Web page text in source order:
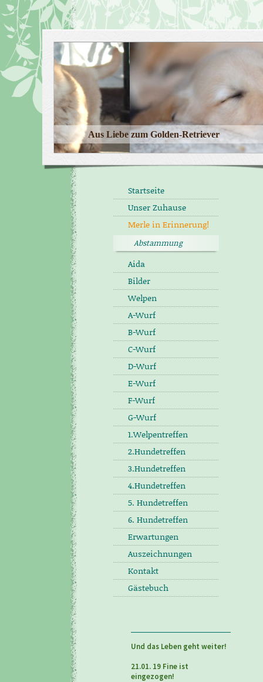
Aus Liebe zum Golden-Retriever
Startseite
Unser Zuhause
Merle in Erinnerung!
Abstammung
Aida
Bilder
Welpen
A-Wurf
B-Wurf
C-Wurf
D-Wurf
E-Wurf
F-Wurf
G-Wurf
1.Welpentreffen
2.Hundetreffen
3.Hundetreffen
4.Hundetreffen
5. Hundetreffen
6. Hundetreffen
Erwartungen
Auszeichnungen
Kontakt
Gästebuch
Und das Leben geht weiter!
21.01. 19 Fine ist
eingezogen!